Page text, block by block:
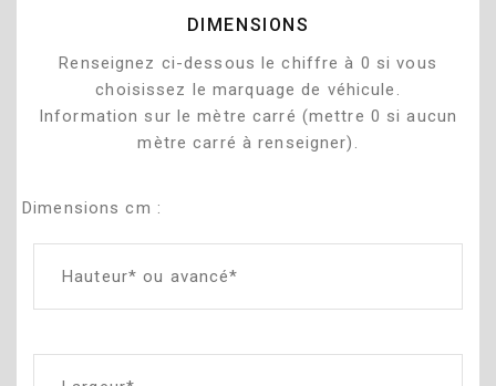
DIMENSIONS
Renseignez ci-dessous le chiffre à 0 si vous
choisissez le marquage de véhicule.
Information sur le mètre carré (mettre 0 si aucun
mètre carré à renseigner).
Dimensions cm :